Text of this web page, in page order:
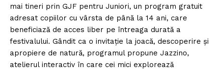
mai tineri prin GJF pentru Juniori, un program gratuit
adresat copiilor cu vârsta de până la 14 ani, care
beneficiază de acces liber pe întreaga durată a
festivalului. Gândit ca o invitaţie la joacă, descoperire şi
apropiere de natură, programul propune Jazzino,
atelierul interactiv în care cei mici explorează